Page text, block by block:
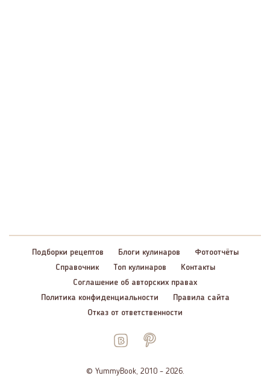
Подборки рецептов Блоги кулинаров
Фотоотчёты
Справочник
Топ кулинаров
Контакты
Соглашение об авторских правах
Политика конфиденциальности
Правила сайта
Отказ от ответственности
© YummyBook, 2010 – 2026.